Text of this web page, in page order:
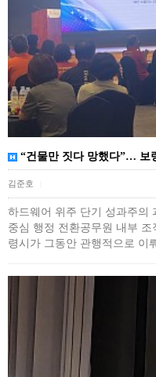
“건물만 짓다 망했다”… 보
김준호
하드웨어 위주 단기 성과주의
중심 행정 전환공무원 내부
령시가 그동안 관행적으로 이